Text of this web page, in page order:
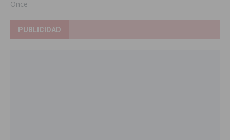
Once
PUBLICIDAD